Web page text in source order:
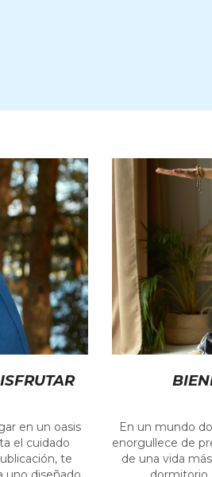
en un oasis
el cuidado
te
En un mundo
enorgullece de
de una vida